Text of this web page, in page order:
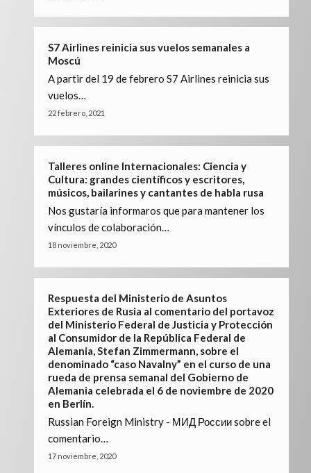
S7 Airlines reinicia sus vuelos semanales a
Moscú
A partir del 19 de febrero S7 Airlines reinicia sus
vuelos…
22 febrero, 2021
Talleres online Internacionales: Ciencia y
Cultura: grandes científicos y escritores,
músicos, bailarines y cantantes de habla rusa
Nos gustaría informaros que para mantener los
vínculos de colaboración…
18 noviembre, 2020
Respuesta del Ministerio de Asuntos
Exteriores de Rusia al comentario del portavoz
del Ministerio Federal de Justicia y Protección
al Consumidor de la República Federal de
Alemania, Stefan Zimmermann, sobre el
denominado “caso Navalny” en el curso de una
rueda de prensa semanal del Gobierno de
Alemania celebrada el 6 de noviembre de 2020
en Berlín.
Russian Foreign Ministry - МИД России sobre el
comentario…
17 noviembre, 2020